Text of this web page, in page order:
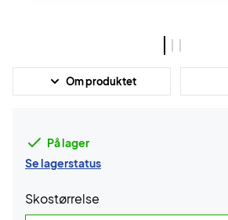
Om produktet
På lager
Se lagerstatus
Skostørrelse